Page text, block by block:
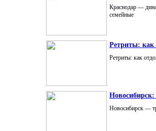
Краснодар —
семейные
Ретриты: как
Ретриты: как
Новосибирск:
Новосибирск —